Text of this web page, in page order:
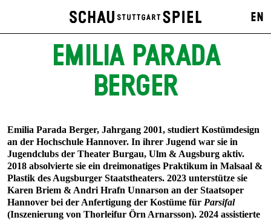
EN
EMILIA PARADA
BERGER
Emilia Parada Berger, Jahrgang 2001, studiert Kostümdesign
an der Hochschule Hannover. In ihrer Jugend war sie in
Jugendclubs der Theater Burgau, Ulm & Augsburg aktiv.
2018 absolvierte sie ein dreimonatiges Praktikum in Malsaal &
Plastik des Augsburger Staatstheaters. 2023 unterstütze sie
Karen Briem & Andri Hrafn Unnarson an der Staatsoper
Hannover bei der Anfertigung der Kostüme für Parsifal
(Inszenierung von Thorleifur Örn Arnarsson). 2024 assistierte